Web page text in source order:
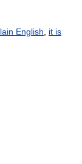
English
it is